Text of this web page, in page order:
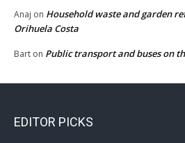
Anaj on Household waste and garden
Orihuela Costa
Bart on Public transport and buses on
EDITOR PICKS